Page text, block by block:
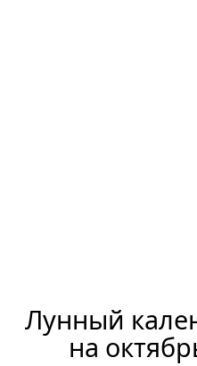
Лунный
на